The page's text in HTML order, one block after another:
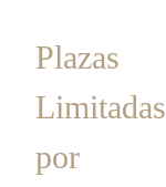
Plazas
Limitadas
por